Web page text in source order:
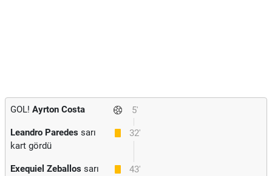
5'
GOL! Ayrton Costa
32'
Leandro Paredes sarı
kart gördü
43'
Exequiel Zeballos sarı